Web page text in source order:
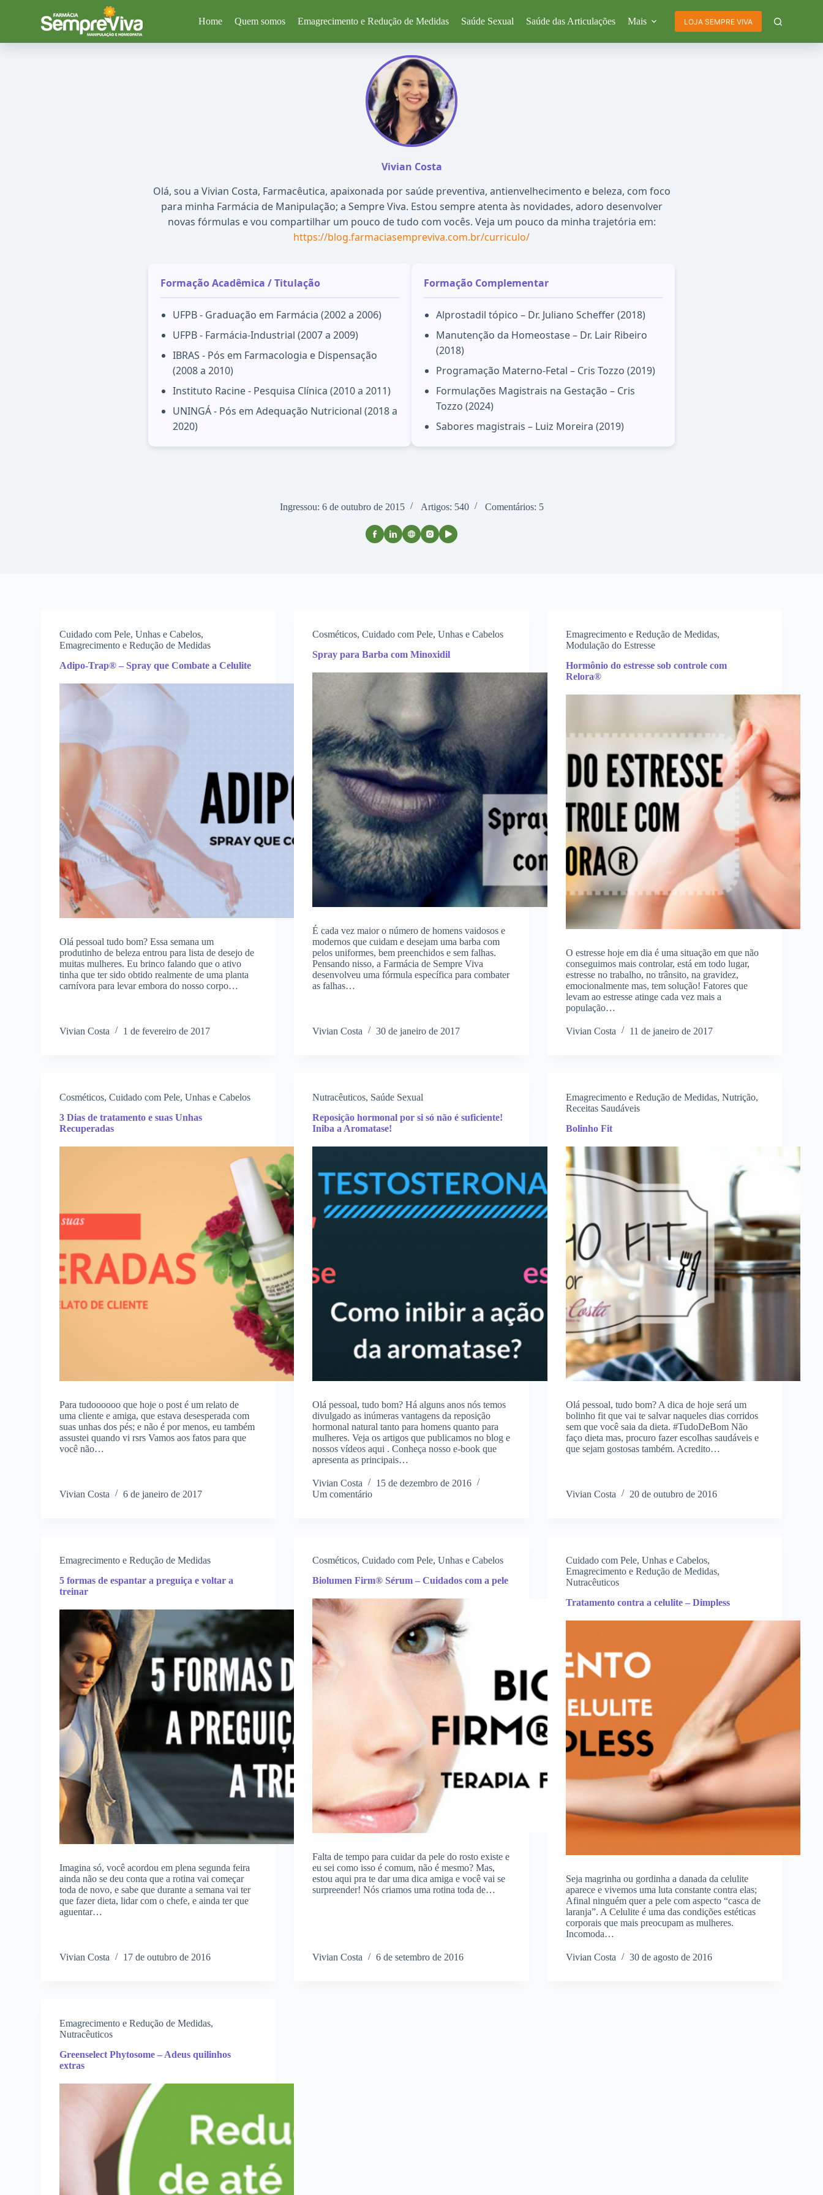
a
Home Quem somos Emagrecimento e Redução de Medidas Saúde Sexual Saúde das Articulações Mais LOJA SEMPRE VIVA
Vivian Costa
Olá, sou a Vivian Costa, Farmacêutica, apaixonada por saúde preventiva, antienvelhecimento e beleza, com foco
para minha Farmácia de Manipulação; a Sempre Viva. Estou sempre atenta às novidades, adoro desenvolver
novas fórmulas e vou compartilhar um pouco de tudo com vocês. Veja um pouco da minha trajetória em:
https://blog.farmaciasempreviva.com.br/curriculo/
Formação Acadêmica / Titulação
UFPB - Graduação em Farmácia (2002 a 2006)
UFPB - Farmácia-Industrial (2007 a 2009)
IBRAS - Pós em Farmacologia e Dispensação
(2008 a 2010)
Instituto Racine - Pesquisa Clínica (2010 a 2011)
UNINGÁ - Pós em Adequação Nutricional (2018 a
2020)
Formação Complementar
Alprostadil tópico – Dr. Juliano Scheffer (2018)
Manutenção da Homeostase – Dr. Lair Ribeiro
(2018)
Programação Materno-Fetal – Cris Tozzo (2019)
Formulações Magistrais na Gestação – Cris
Tozzo (2024)
Sabores magistrais – Luiz Moreira (2019)
Ingressou: 6 de outubro de 2015 Artigos: 540 Comentários: 5
Cuidado com Pele, Unhas e Cabelos,
Emagrecimento e Redução de Medidas
Adipo-Trap® – Spray que Combate a Celulite
Olá pessoal tudo bom? Essa semana um
produtinho de beleza entrou para lista de desejo de
muitas mulheres. Eu brinco falando que o ativo
tinha que ter sido obtido realmente de uma planta
carnívora para levar embora do nosso corpo…
Vivian Costa 1 de fevereiro de 2017
Cosméticos,Cuidado com Pele, Unhas e Cabelos
Spray para Barba com Minoxidil
É cada vez maior o número de homens vaidosos e
modernos que cuidam e desejam uma barba com
pelos uniformes, bem preenchidos e sem falhas.
Pensando nisso, a Farmácia de Sempre Viva
desenvolveu uma fórmula específica para combater
as falhas…
Vivian Costa 30 de janeiro de 2017
Emagrecimento e Redução de Medidas,
Modulação do Estresse
Hormônio do estresse sob controle com
Relora®
O estresse hoje em dia é uma situação em que não
conseguimos mais controlar, está em todo lugar,
estresse no trabalho, no trânsito, na gravidez,
emocionalmente mas, tem solução! Fatores que
levam ao estresse atinge cada vez mais a
população…
Vivian Costa 11 de janeiro de 2017
Cosméticos,Cuidado com Pele, Unhas e Cabelos
3 Dias de tratamento e suas Unhas
Recuperadas
Para tudoooooo que hoje o post é um relato de
uma cliente e amiga, que estava desesperada com
suas unhas dos pés; e não é por menos, eu também
assustei quando vi rsrs Vamos aos fatos para que
você não…
Vivian Costa 6 de janeiro de 2017
Nutracêuticos, Saúde Sexual
Reposição hormonal por si só não é suficiente!
Iniba a Aromatase!
Olá pessoal, tudo bom? Há alguns anos nós temos
divulgado as inúmeras vantagens da reposição
hormonal natural tanto para homens quanto para
mulheres. Veja os artigos que publicamos no blog e
nossos vídeos aqui . Conheça nosso e-book que
apresenta as principais…
Vivian Costa
15 de dezembro de 2016
Um comentário
Emagrecimento e Redução de Medidas, Nutrição,
Receitas Saudáveis
Bolinho Fit
Olá pessoal, tudo bom? A dica de hoje será um
bolinho fit que vai te salvar naqueles dias corridos
sem que você saia da dieta. #TudoDeBom Não
faço dieta mas, procuro fazer escolhas saudáveis e
que sejam gostosas também. Acredito…
Vivian Costa 20 de outubro de 2016
Emagrecimento e Redução de Medidas
5 formas de espantar a preguiça e voltar a
treinar
Imagina só, você acordou em plena segunda feira
ainda não se deu conta que a rotina vai começar
toda de novo, e sabe que durante a semana vai ter
que fazer dieta, lidar com o chefe, e ainda ter que
aguentar…
Vivian Costa 17 de outubro de 2016
Cosméticos,Cuidado com Pele, Unhas e Cabelos
Biolumen Firm® Sérum – Cuidados com a pele
Falta de tempo para cuidar da pele do rosto existe e
eu sei como isso é comum, não é mesmo? Mas,
estou aqui pra te dar uma dica amiga e você vai se
surpreender! Nós criamos uma rotina toda de…
Vivian Costa 6 de setembro de 2016
Cuidado com Pele, Unhas e Cabelos,
Emagrecimento e Redução de Medidas,
Nutracêuticos
Tratamento contra a celulite – Dimpless
Seja magrinha ou gordinha a danada da celulite
aparece e vivemos uma luta constante contra elas;
Afinal ninguém quer a pele com aspecto “casca de
laranja”. A Celulite é uma das condições estéticas
corporais que mais preocupam as mulheres.
Incomoda…
Vivian Costa 30 de agosto de 2016
Emagrecimento e Redução de Medidas,
Nutracêuticos
Greenselect Phytosome – Adeus quilinhos
extras